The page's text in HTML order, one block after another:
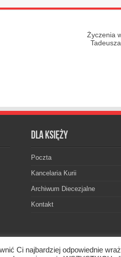
Życzenia
Dla księży
Poczta
Kancelaria Kurii
Archiwum Diecezjalne
Kontakt
© 2026. Wszelkie prawa
Ci najbardziej odpowiednie